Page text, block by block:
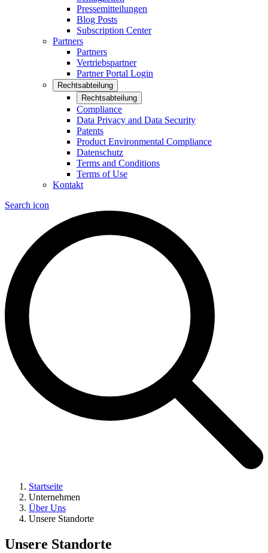
Pressemitteilungen
Blog Posts
Subscription Center
Partners
Partners
Vertriebspartner
Partner Portal Login
Rechtsabteilung
Rechtsabteilung
Compliance
Data Privacy and Data Security
Patents
Product Environmental Compliance
Datenschutz
Terms and Conditions
Terms of Use
Kontakt
Search icon
Startseite
Unternehmen
Über Uns
Unsere Standorte
Unsere Standorte